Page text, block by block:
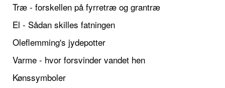
Træ - forskellen på fyrretræ og grantræ
El - Sådan skilles fatningen
Oleflemming's jydepotter
Varme - hvor forsvinder vandet hen
Kønssymboler